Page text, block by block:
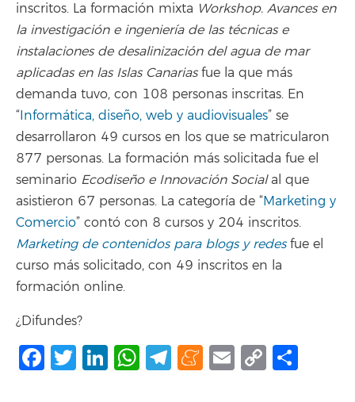
inscritos. La formación mixta Workshop. Avances en
la investigación e ingeniería de las técnicas e
instalaciones de desalinización del agua de mar
aplicadas en las Islas Canariasfue la que más
demanda tuvo, con 108 personas inscritas. En
“Informática, diseño, web y audiovisuales” se
desarrollaron 49 cursos en los que se matricularon
877 personas. La formación más solicitada fue el
seminario Ecodiseño e Innovación Socialal que
asistieron 67 personas. La categoría de “Marketing y
Comercio” contó con 8 cursos y 204 inscritos.
Marketing de contenidos para blogs y redesfue el
curso más solicitado, con 49 inscritos en la
formación online.
¿Difundes?
Facebook
Twitter
LinkedIn
WhatsApp
Telegram
Meneame
Email
Copy